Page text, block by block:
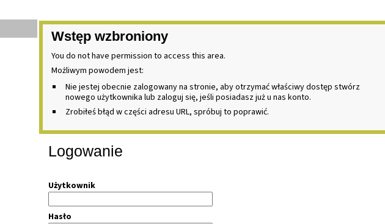
Wstęp wzbroniony
You do not have permission to access this area.
Możliwym powodem jest:
Nie jestej obecnie zalogowany na stronie, aby otrzymać właściwy dostęp stwórz
nowego użytkownika lub zaloguj się, jeśli posiadasz już u nas konto.
Zrobiłeś błąd w części adresu URL, spróbuj to poprawić.
Logowanie
Użytkownik
Hasło